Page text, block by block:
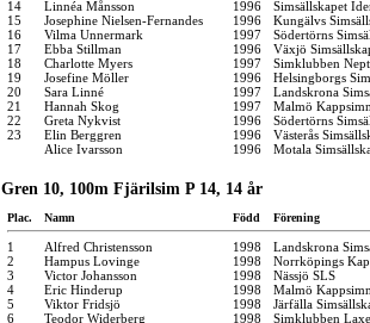
14
Linnéa Månsson 1996
Simsällskapet
15
Josephine Nielsen-Fernandes 1996
Kungälvs
16
Vilma Unnermark 1997
Södertörns
17
Ebba Stillman 1996
Växjö
18
Charlotte Myers 1997
Simklubben
19
Josefine Möller 1996
Helsingborgs
20
Sara Linné 1997
Landskrona
21
Hannah Skog 1997
Malmö
22
Greta Nykvist 1996
Södertörns
23
Elin Berggren 1996
Västerås
Alice Ivarsson
1996 Motala
Gren 10, 100m Fjärilsim P 14, 14 år
Plac. Namn Född Förening
1 Alfred Christensson 1998
Landskrona
2
Hampus Lovinge 1998
Norrköpings
3
Victor Johansson 1998
Nässjö SLS
4
Eric Hinderup 1998
Malmö
5
Viktor Fridsjö 1998
Järfälla
6
Teodor Widerberg 1998 Simklubben